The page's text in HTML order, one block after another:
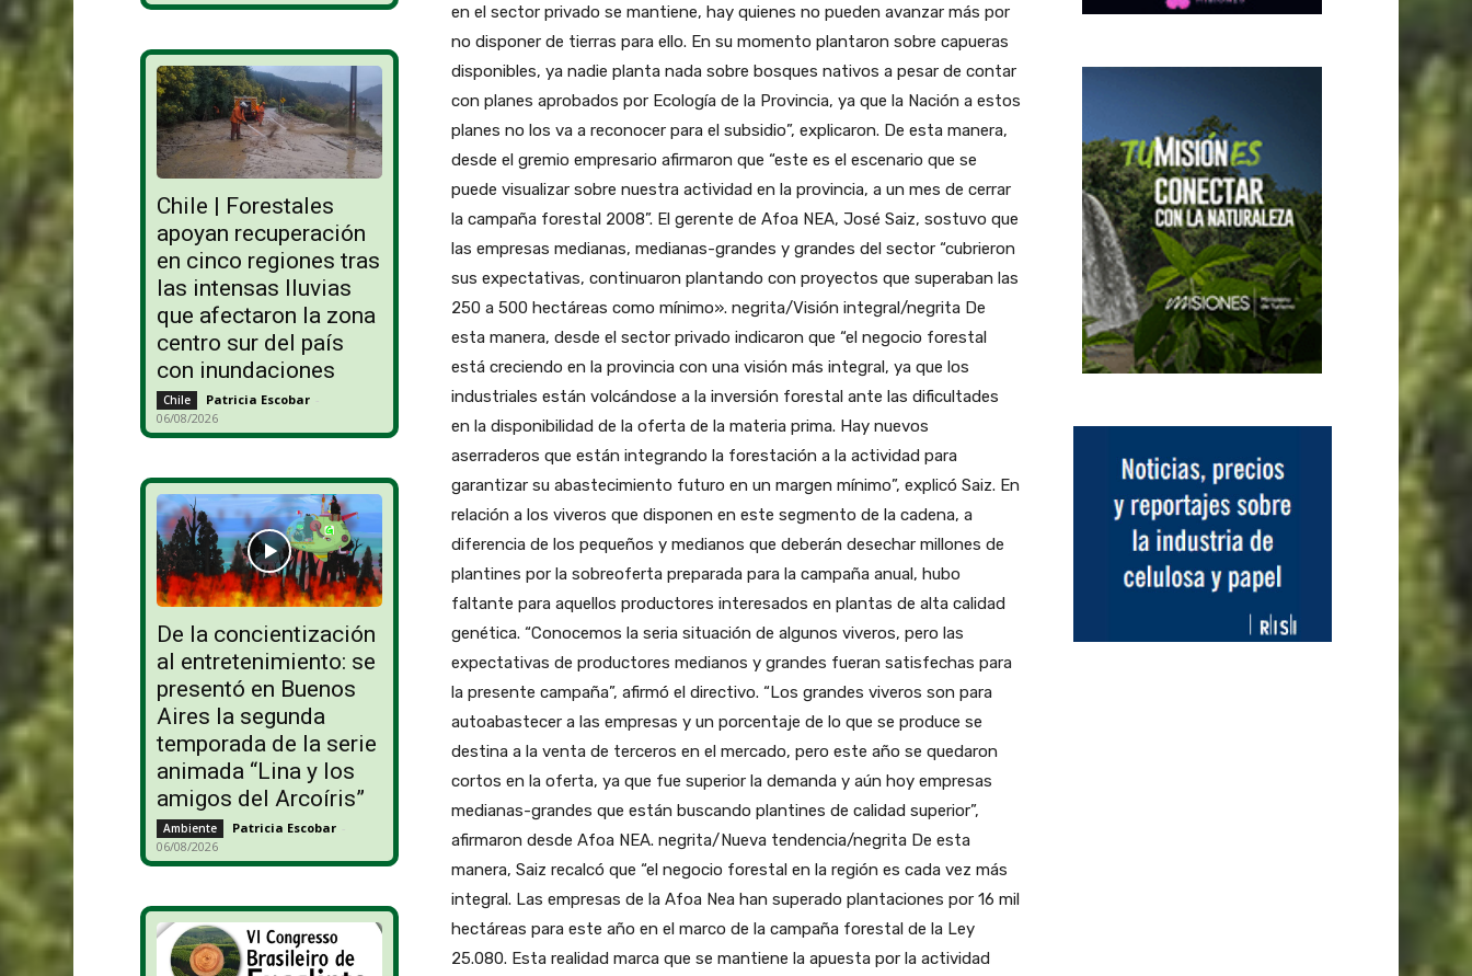
Chile | Forestales
apoyan recuperación
en cinco regiones tras
las intensas lluvias
que afectaron la zona
centro sur del país
con inundaciones
Chile Patricia Escobar -
06/08/2026
De la concientización
al entretenimiento: se
presentó en Buenos
Aires la segunda
temporada de la serie
animada “Lina y los
amigos del Arcoíris”
Ambiente Patricia Escobar -
06/08/2026
en el sector privado se mantiene, hay quienes no pueden avanzar más por
no disponer de tierras para ello. En su momento plantaron sobre capueras
disponibles, ya nadie planta nada sobre bosques nativos a pesar de contar
con planes aprobados por Ecología de la Provincia, ya que la Nación a estos
planes no los va a reconocer para el subsidio”, explicaron. De esta manera,
desde el gremio empresario afirmaron que “este es el escenario que se
puede visualizar sobre nuestra actividad en la provincia, a un mes de cerrar
la campaña forestal 2008”. El gerente de Afoa NEA, José Saiz, sostuvo que
las empresas medianas, medianas-grandes y grandes del sector “cubrieron
sus expectativas, continuaron plantando con proyectos que superaban las
250 a 500 hectáreas como mínimo». negrita/Visión integral/negrita De
esta manera, desde el sector privado indicaron que “el negocio forestal
está creciendo en la provincia con una visión más integral, ya que los
industriales están volcándose a la inversión forestal ante las dificultades
en la disponibilidad de la oferta de la materia prima. Hay nuevos
aserraderos que están integrando la forestación a la actividad para
garantizar su abastecimiento futuro en un margen mínimo”, explicó Saiz. En
relación a los viveros que disponen en este segmento de la cadena, a
diferencia de los pequeños y medianos que deberán desechar millones de
plantines por la sobreoferta preparada para la campaña anual, hubo
faltante para aquellos productores interesados en plantas de alta calidad
genética. “Conocemos la seria situación de algunos viveros, pero las
expectativas de productores medianos y grandes fueran satisfechas para
la presente campaña”, afirmó el directivo. “Los grandes viveros son para
autoabastecer a las empresas y un porcentaje de lo que se produce se
destina a la venta de terceros en el mercado, pero este año se quedaron
cortos en la oferta, ya que fue superior la demanda y aún hoy empresas
medianas-grandes que están buscando plantines de calidad superior”,
afirmaron desde Afoa NEA. negrita/Nueva tendencia/negrita De esta
manera, Saiz recalcó que “el negocio forestal en la región es cada vez más
integral. Las empresas de la Afoa Nea han superado plantaciones por 16 mil
hectáreas para este año en el marco de la campaña forestal de la Ley
25.080. Esta realidad marca que se mantiene la apuesta por la actividad